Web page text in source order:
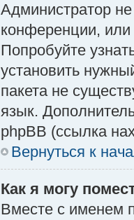
Администратор
конференции,
Попробуйте
установить
пакета не
язык.
phpBB (ссылка
Вернуться к
Как я могу
Вместе с именем